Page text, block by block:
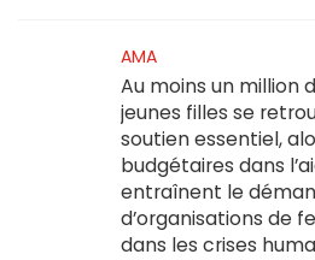
AMA
Au moins un million
jeunes filles se
soutien essentiel,
budgétaires dans
entraînent le
d’organisations de
dans les crises